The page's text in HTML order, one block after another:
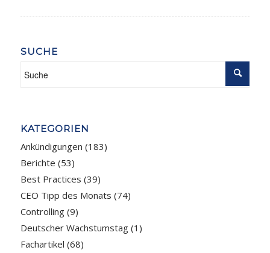
SUCHE
KATEGORIEN
Ankündigungen (183)
Berichte (53)
Best Practices (39)
CEO Tipp des Monats (74)
Controlling(9)
Deutscher Wachstumstag(1)
Fachartikel (68)